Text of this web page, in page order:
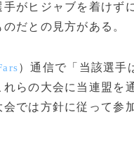
がヒジャブを着けず
だとの見方がある。
）通信で「当該選手
らの大会に当連盟を
では方針に従って参